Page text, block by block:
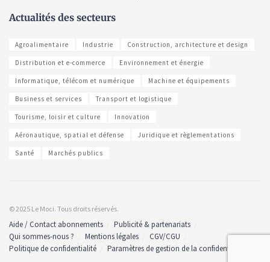
Actualités des secteurs
Agroalimentaire Industrie Construction, architecture et design
Distribution et e-commerce Environnement et énergie
Informatique, télécom et numérique Machine et équipements
Business et services Transport et logistique
Tourisme, loisir et culture Innovation
Aéronautique, spatial et défense Juridique et règlementations
Santé Marchés publics
© 2025 Le Moci. Tous droits réservés.
Aide / Contact abonnements
Publicité & partenariats
Qui sommes-nous ?
Mentions légales
CGV/CGU
Politique de confidentialité
Paramètres de gestion de la confidentialité